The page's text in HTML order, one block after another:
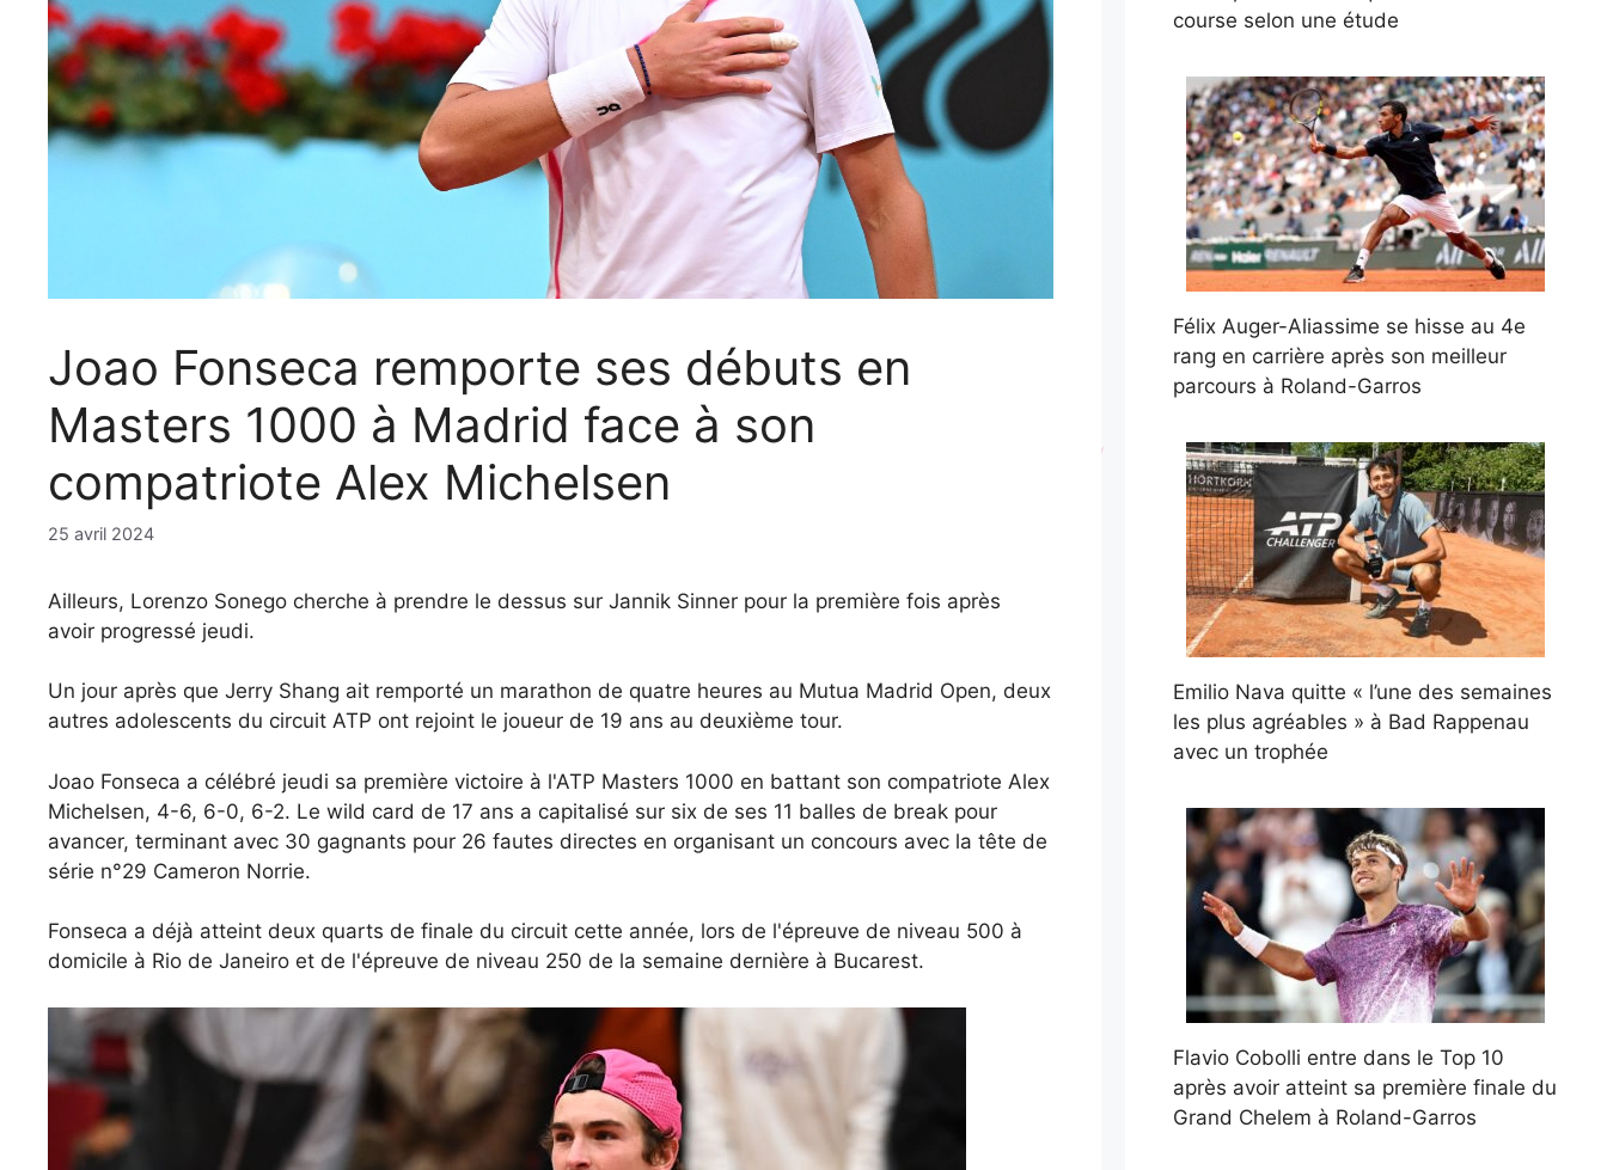
Joao Fonseca remporte ses débuts en
Masters 1000 à Madrid face à son
compatriote Alex Michelsen
25 avril 2024
Ailleurs, Lorenzo Sonego cherche à prendre le dessus sur Jannik Sinner pour la première fois après
avoir progressé jeudi.
Un jour après que Jerry Shang ait remporté un marathon de quatre heures au Mutua Madrid Open, deux
autres adolescents du circuit ATP ont rejoint le joueur de 19 ans au deuxième tour.
Joao Fonseca a célébré jeudi sa première victoire à l'ATP Masters 1000 en battant son compatriote Alex
Michelsen, 4-6, 6-0, 6-2. Le wild card de 17 ans a capitalisé sur six de ses 11 balles de break pour
avancer, terminant avec 30 gagnants pour 26 fautes directes en organisant un concours avec la tête de
série n°29 Cameron Norrie.
Fonseca a déjà atteint deux quarts de finale du circuit cette année, lors de l'épreuve de niveau 500 à
domicile à Rio de Janeiro et de l'épreuve de niveau 250 de la semaine dernière à Bucarest.
course selon une étude
Félix Auger-Aliassime se hisse au 4e
rang en carrière après son meilleur
parcours à Roland-Garros
Emilio Nava quitte « l’une des semaines
les plus agréables » à Bad Rappenau
avec un trophée
Flavio Cobolli entre dans le Top 10
après avoir atteint sa première finale du
Grand Chelem à Roland-Garros